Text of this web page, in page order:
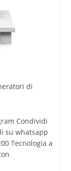
di
Condividi
su whatsapp
Tecnologia a